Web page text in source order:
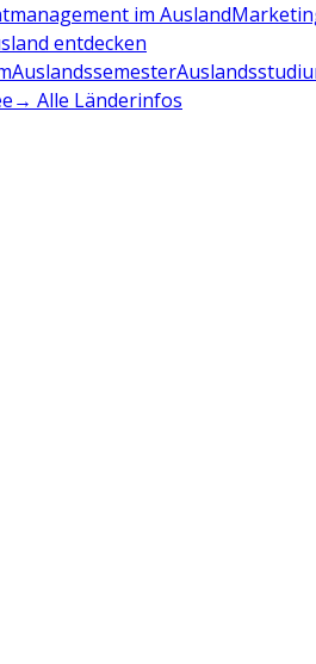
im Ausland
entdecken
Auslandssemester
→ Alle Länderinfos